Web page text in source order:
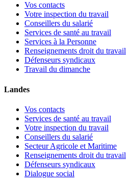
Vos contacts
Votre inspection du travail
Conseillers du salarié
Services de santé au travail
Services à la Personne
Renseignements droit du travail
Défenseurs syndicaux
Travail du dimanche
Landes
Vos contacts
Services de santé au travail
Votre inspection du travail
Conseillers du salarié
Secteur Agricole et Maritime
Renseignements droit du travail
Défenseurs syndicaux
Dialogue social